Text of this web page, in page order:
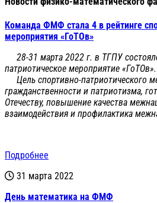
Команда ФМФ стала 4 в рейтинге
мероприятия «ГоТОв»
28-31 марта 2022 г. в ТГПУ
патриотическое мероприятие «ГоТОв».
Цель спортивно-патриотического
гражданственности и патриотизма,
Отечеству, повышение качества
взаимодействия и профилактика
Подробнее
31 марта 2022
День математика на ФМФ